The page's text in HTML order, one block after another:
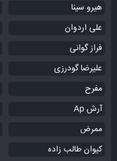
هیرو سینا
علی اردوان
فراز گوانی
علیرضا گودرزی
مفرح
آرش Ap
ممرض
کیوان طالب زاده